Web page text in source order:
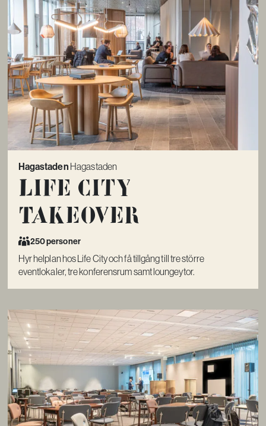
Hagastaden Hagastaden
Life City
Takeover
250 personer
Hyr helplan hos Life City och få tillgång till tre större
eventlokaler, tre konferensrum samt loungeytor.